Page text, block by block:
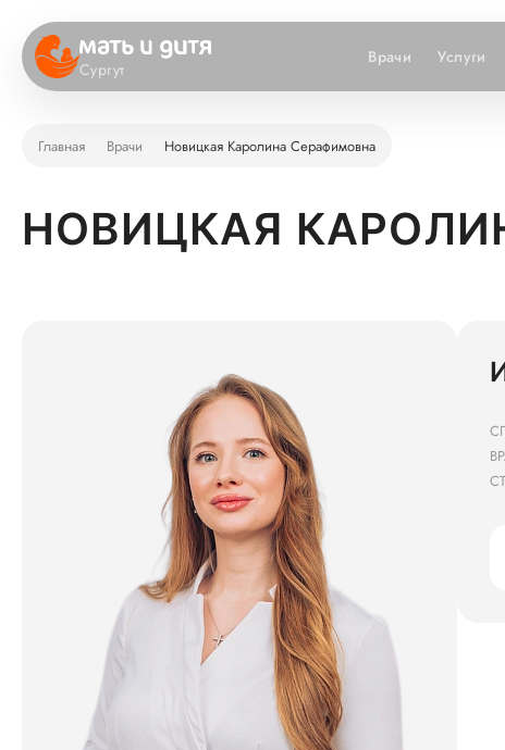
Сургут
Врачи Услуги
Главная Врачи Новицкая Каролина Серафимовна
НОВИЦКАЯ